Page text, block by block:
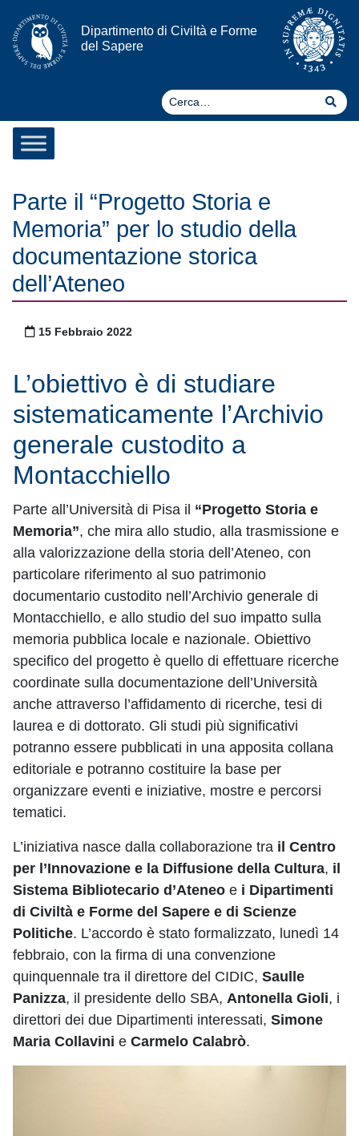
Vai al contenuto
Dipartimento di Civiltà e Forme
del Sapere
Parte il “Progetto Storia e
Memoria” per lo studio della
documentazione storica
dell’Ateneo
Pubblicato il
15 Febbraio 2022
L’obiettivo è di studiare
sistematicamente l’Archivio
generale custodito a
Montacchiello
Parte all’Università di Pisa il “Progetto Storia e
Memoria”, che mira allo studio, alla trasmissione e
alla valorizzazione della storia dell’Ateneo, con
particolare riferimento al suo patrimonio
documentario custodito nell’Archivio generale di
Montacchiello, e allo studio del suo impatto sulla
memoria pubblica locale e nazionale. Obiettivo
specifico del progetto è quello di effettuare ricerche
coordinate sulla documentazione dell’Università
anche attraverso l’affidamento di ricerche, tesi di
laurea e di dottorato. Gli studi più significativi
potranno essere pubblicati in una apposita collana
editoriale e potranno costituire la base per
organizzare eventi e iniziative, mostre e percorsi
tematici.
L’iniziativa nasce dalla collaborazione tra il Centro
per l’Innovazione e la Diffusione della Cultura, il
Sistema Bibliotecario d’Ateneo e i Dipartimenti
di Civiltà e Forme del Sapere e di Scienze
Politiche. L’accordo è stato formalizzato, lunedì 14
febbraio, con la firma di una convenzione
quinquennale tra il direttore del CIDIC, Saulle
Panizza, il presidente dello SBA, Antonella Gioli, i
direttori dei due Dipartimenti interessati, Simone
Maria Collavini e Carmelo Calabrò.